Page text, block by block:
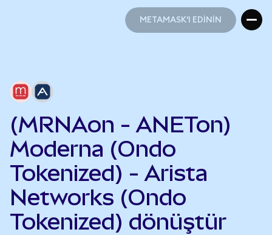
METAMASK'I EDİNİN
(MRNAon - ANETon)
Moderna (Ondo
Tokenized) - Arista
Networks (Ondo
Tokenized) dönüştür